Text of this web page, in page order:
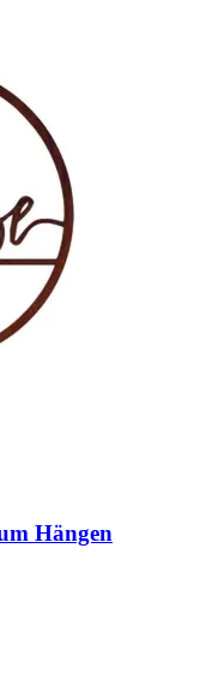
Hängen